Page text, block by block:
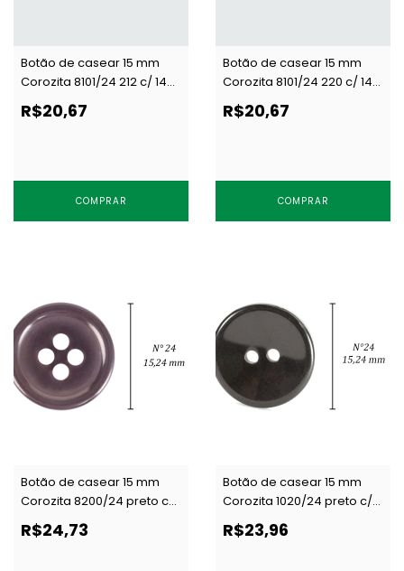
Botão de casear 15 mm
Corozita 8101/24 212 c/ 144
R$20,67
COMPRAR
Botão de casear 15 mm
Corozita 8101/24 220 c/ 144
R$20,67
COMPRAR
Botão de casear 15 mm
Corozita 8200/24 preto c/
144 un
R$24,73
Botão de casear 15 mm
Corozita 1020/24 preto c/
144 un
R$23,96